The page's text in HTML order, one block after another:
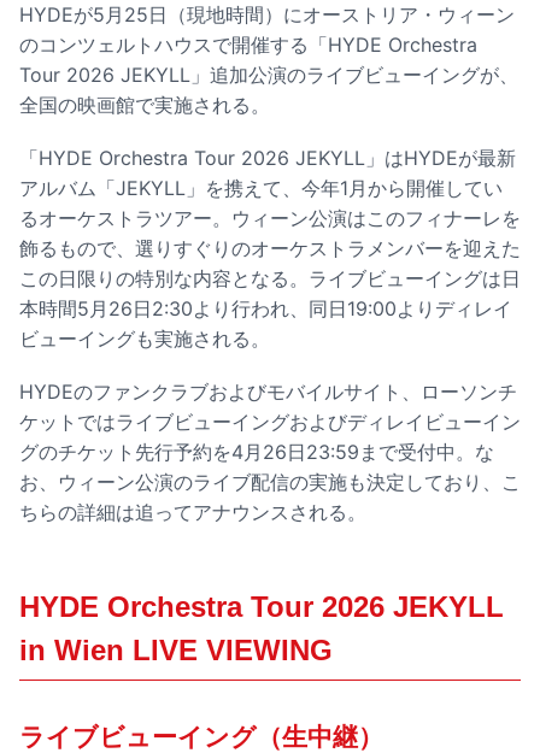
HYDEが5月25日（現地時間）にオーストリア・ウィーン
のコンツェルトハウスで開催する「HYDE Orchestra
Tour 2026 JEKYLL」追加公演のライブビューイングが、
全国の映画館で実施される。
「HYDE Orchestra Tour 2026 JEKYLL」はHYDEが最新
アルバム「JEKYLL」を携えて、今年1月から開催してい
るオーケストラツアー。ウィーン公演はこのフィナーレを
飾るもので、選りすぐりのオーケストラメンバーを迎えた
この日限りの特別な内容となる。ライブビューイングは日
本時間5月26日2:30より行われ、同日19:00よりディレイ
ビューイングも実施される。
HYDEのファンクラブおよびモバイルサイト、ローソンチ
ケットではライブビューイングおよびディレイビューイン
グのチケット先行予約を4月26日23:59まで受付中。な
お、ウィーン公演のライブ配信の実施も決定しており、こ
ちらの詳細は追ってアナウンスされる。
HYDE Orchestra Tour 2026 JEKYLL
in Wien LIVE VIEWING
ライブビューイング（生中継）